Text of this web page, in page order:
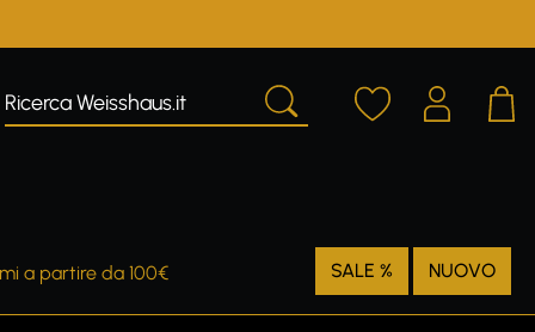
a partire da 100€ SALE % NUOVO